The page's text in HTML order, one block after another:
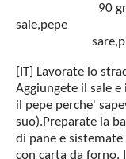
90 gr de
[IT] Lavorate lo
Aggiungete il sale
il pepe perche'
suo).Preparate la
di pane e
con carta da forno.